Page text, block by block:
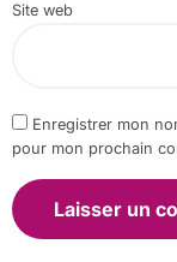
Site web
Enregistrer mon
pour mon prochain